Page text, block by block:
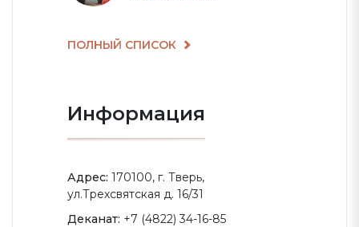
ПОЛНЫЙ СПИСОК
Информация
Адрес: 170100, г. Тверь,
ул.Трехсвятская д. 16/31
Деканат: +7 (4822) 34-16-85